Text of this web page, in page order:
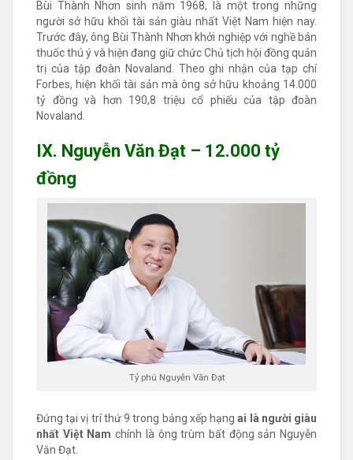
Bùi Thành Nhơn sinh năm 1968, là một trong những
người sở hữu khối tài sản giàu nhất Việt Nam hiện nay.
Trước đây, ông Bùi Thành Nhơn khởi nghiệp với nghề bán
thuốc thú ý và hiện đang giữ chức Chủ tịch hội đồng quản
trị của tập đoàn Novaland. Theo ghi nhận của tạp chí
Forbes, hiện khối tài sản mà ông sở hữu khoảng 14.000
tỷ đồng và hơn 190,8 triệu cổ phiếu của tập đoàn
Novaland.
IX. Nguyễn Văn Đạt – 12.000 tỷ
đồng
Tỷ phú Nguyễn Văn Đạt
Đứng tại vị trí thứ 9 trong bảng xếp hạngai là người giàu
nhất Việt Nam chính là ông trùm bất động sản Nguyễn
Văn Đạt.